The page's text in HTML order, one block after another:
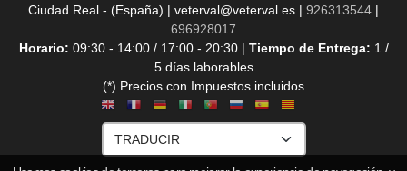
Ciudad Real - (España) | veterval@veterval.es | 926313544 |
696928017
Horario: 09:30 - 14:00 / 17:00 - 20:30 | Tiempo de Entrega: 1 /
5 días laborables
(*) Precios con Impuestos incluidos